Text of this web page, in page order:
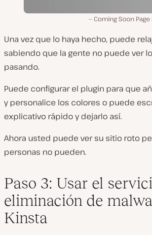
Coming Soon
Una vez que lo haya hecho, puede
sabiendo que la gente no puede ver
pasando.
Puede configurar el plugin para que
y personalice los colores o puede
explicativo rápido y dejarlo así.
Ahora usted puede ver su sitio roto
personas no pueden.
Paso 3: Usar el
eliminación de
Kinsta